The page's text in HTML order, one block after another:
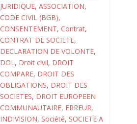
JURIDIQUE, ASSOCIATION,
CODE CIVIL (BGB),
CONSENTEMENT, Contrat,
CONTRAT DE SOCIETE,
DECLARATION DE VOLONTE,
DOL, Droit civil, DROIT
COMPARE, DROIT DES
OBLIGATIONS, DROIT DES
SOCIETES, DROIT EUROPEEN
COMMUNAUTAIRE, ERREUR,
INDIVISION, Société, SOCIETE A